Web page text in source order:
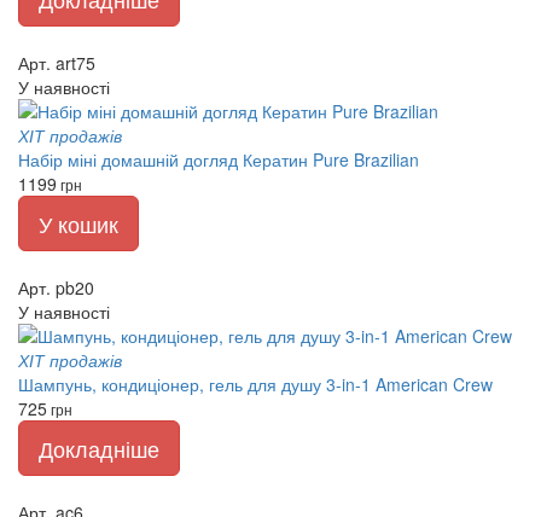
Арт. art75
У наявності
ХІТ продажів
Набір міні домашній догляд Кератин Pure Brazilian
1199 грн
У кошик
Арт. pb20
У наявності
ХІТ продажів
Шампунь, кондиціонер, гель для душу 3-in-1 American Crew
725грн
Докладніше